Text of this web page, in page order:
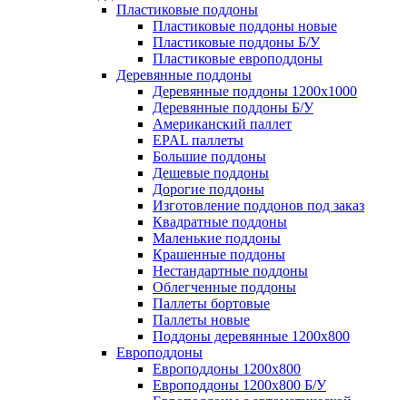
Пластиковые поддоны
Пластиковые поддоны новые
Пластиковые поддоны Б/У
Пластиковые европоддоны
Деревянные поддоны
Деревянные поддоны 1200х1000
Деревянные поддоны Б/У
Американский паллет
EPAL паллеты
Большие поддоны
Дешевые поддоны
Дорогие поддоны
Изготовление поддонов под заказ
Квадратные поддоны
Маленькие поддоны
Крашенные поддоны
Нестандартные поддоны
Облегченные поддоны
Паллеты бортовые
Паллеты новые
Поддоны деревянные 1200х800
Европоддоны
Европоддоны 1200х800
Европоддоны 1200х800 Б/У